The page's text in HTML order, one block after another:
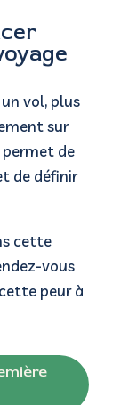
vol, plus
sur
permet de
de définir
cette
vous
peur à